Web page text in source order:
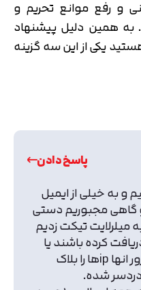
و رفع موانع تحریم و
به همین دلیل پیشنهاد
یکی از این سه گزینه
پاسخ دادن
و به خیلی از ایمیل
گاهی مجبوریم دستی
میلرلایت تیکت زدیم
کرده باشند یا
میگن مشکل از انهاست و سرور انها ipها را بلاک
دردسر شده.